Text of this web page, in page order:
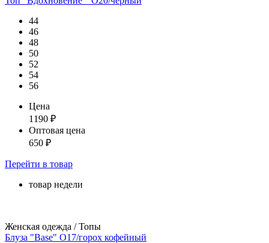
44
46
48
50
52
54
56
Цена
1190 ₽
Оптовая цена
650 ₽
Перейти в товар
товар недели
Женская одежда / Топы
Блуза "Base" О17/горох кофейный